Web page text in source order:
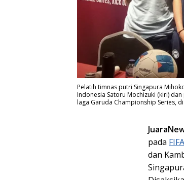
Pelatih timnas putri Singapura
Indonesia Satoru Mochizuki (kiri)
laga Garuda Championship Series,
pada
dan